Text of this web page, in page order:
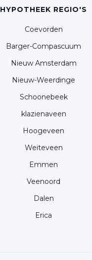
HYPOTHEEK REGIO'S
Coevorden
Barger-Compascuum
Nieuw Amsterdam
Nieuw-Weerdinge
Schoonebeek
klazienaveen
Hoogeveen
Weiteveen
Emmen
Veenoord
Dalen
Erica